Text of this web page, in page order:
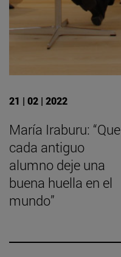
21 | 02 | 2022
María Iraburu: “Que
cada antiguo
alumno deje una
buena huella en el
mundo”